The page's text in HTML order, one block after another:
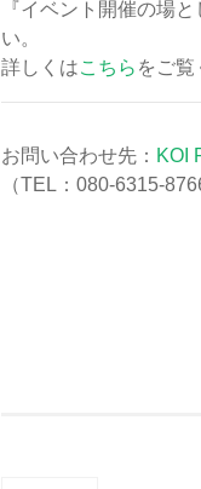
『イベント開催の場
い。
詳しくはこちら をご覧
お問い合わせ先： KOI
（TEL：080-6315-